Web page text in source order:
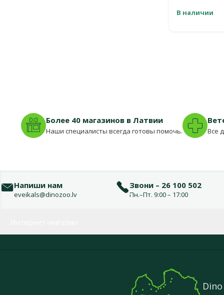
В наличии
Более 40 магазинов в Латвии
Наши специалисты всегда готовы помочь. Все
Напиши нам
eveikals@dinozoo.lv
Звони – 26 100 502
Пн.–Пт. 9:00 – 17:00